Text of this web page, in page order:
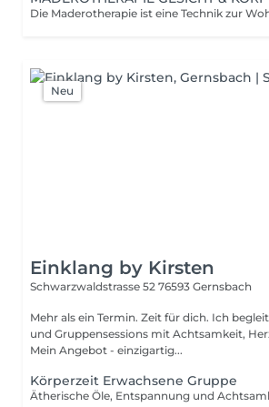
Neu
Einklang by Kirsten
Schwarzwaldstrasse 52 76593 Gernsbach
Mehr als ein Termin. Zeit für dich. Ich begleite dich in Einzel-
und Gruppensessions mit Achtsamkeit,
Mein Angebot - einzigartig...
Körperzeit Erwachsene Gruppe